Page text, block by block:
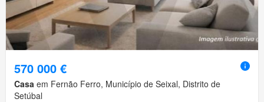
570 000 €
Casa em Fernão Ferro, Município de Seixal, Distrito de
Setúbal